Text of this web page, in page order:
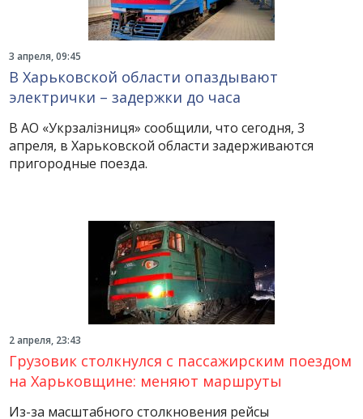
3 апреля, 09:45
В Харьковской области опаздывают
электрички – задержки до часа
В АО «Укрзалізниця» сообщили, что сегодня, 3
апреля, в Харьковской области задерживаются
пригородные поезда.
2 апреля, 23:43
Грузовик столкнулся с пассажирским поездом
на Харьковщине: меняют маршруты
Из-за масштабного столкновения рейсы